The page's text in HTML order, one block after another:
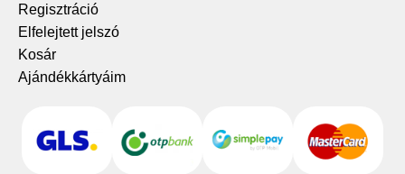
Regisztráció
Elfelejtett jelszó
Kosár
Ajándékkártyáim